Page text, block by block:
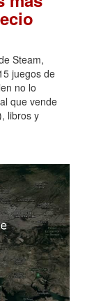
Steam,
juegos de
no lo
que vende
libros y